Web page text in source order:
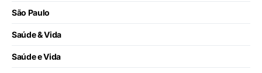
São Paulo
Saúde & Vida
Saúde e Vida